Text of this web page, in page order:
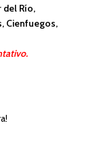
del Río,
Cienfuegos,